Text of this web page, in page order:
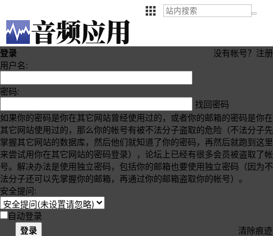
没有帐号？ 注册
登录
用户名:
密码:
找回密码
如果你的密码是你在其它网站曾经使用过的，或者你的邮箱的密码是你在
其它网站使用过的，那么你的帐号有被不法分子盗取的危险（不法分子先
掌握其它网站的数据库，然后他们就知道了你的密码，再然后就跑到这里
来尝试用你在其它网站的密码登录），论坛上已经有很多会员被盗取了帐
号。解决办法是使用独立密码，包括你的邮箱也要使用独立密码（因为不
法分子还可以先掌握你的邮箱，再通过你的邮箱盗取你的帐号）。
安全提问:
自动登录
登录
清除痕迹